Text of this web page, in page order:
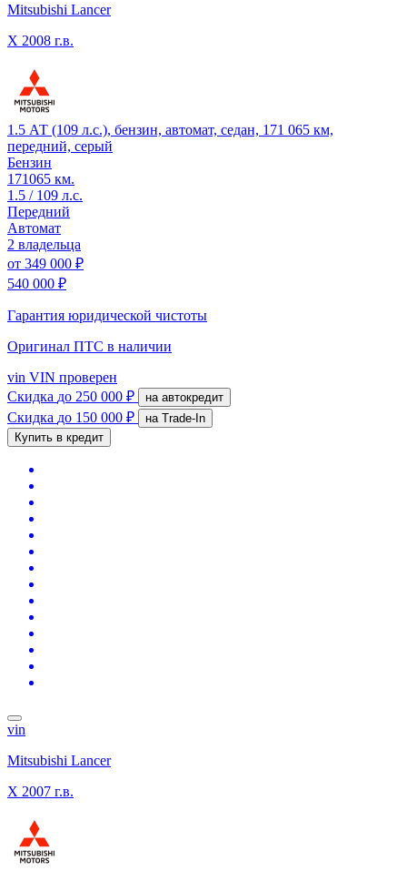
Mitsubishi Lancer
X 2008 г.в.
1.5 АТ (109 л.с.), бензин, автомат, седан, 171 065 км,
передний, серый
Бензин
171065 км.
1.5 / 109 л.с.
Передний
Автомат
2 владельца
от 349 000 ₽
540 000 ₽
Гарантия юридической чистоты
Оригинал ПТС в наличии
vin VIN проверен
Скидка до 250 000 ₽ на автокредит
Скидка до 150 000 ₽
на Trade-In
Купить в кредит
vin
Mitsubishi Lancer
X 2007 г.в.